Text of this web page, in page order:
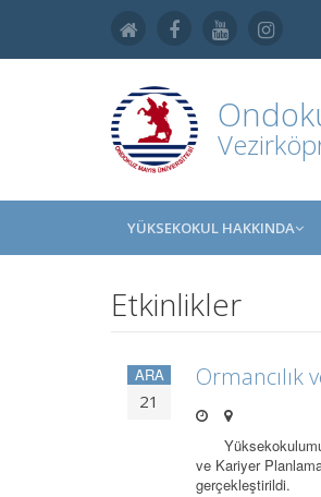
YÜKSEKOKUL HAKKINDA
Etkinlikler
ARA
21
Ormancılık
Yüksekokulumuz
ve Kariyer